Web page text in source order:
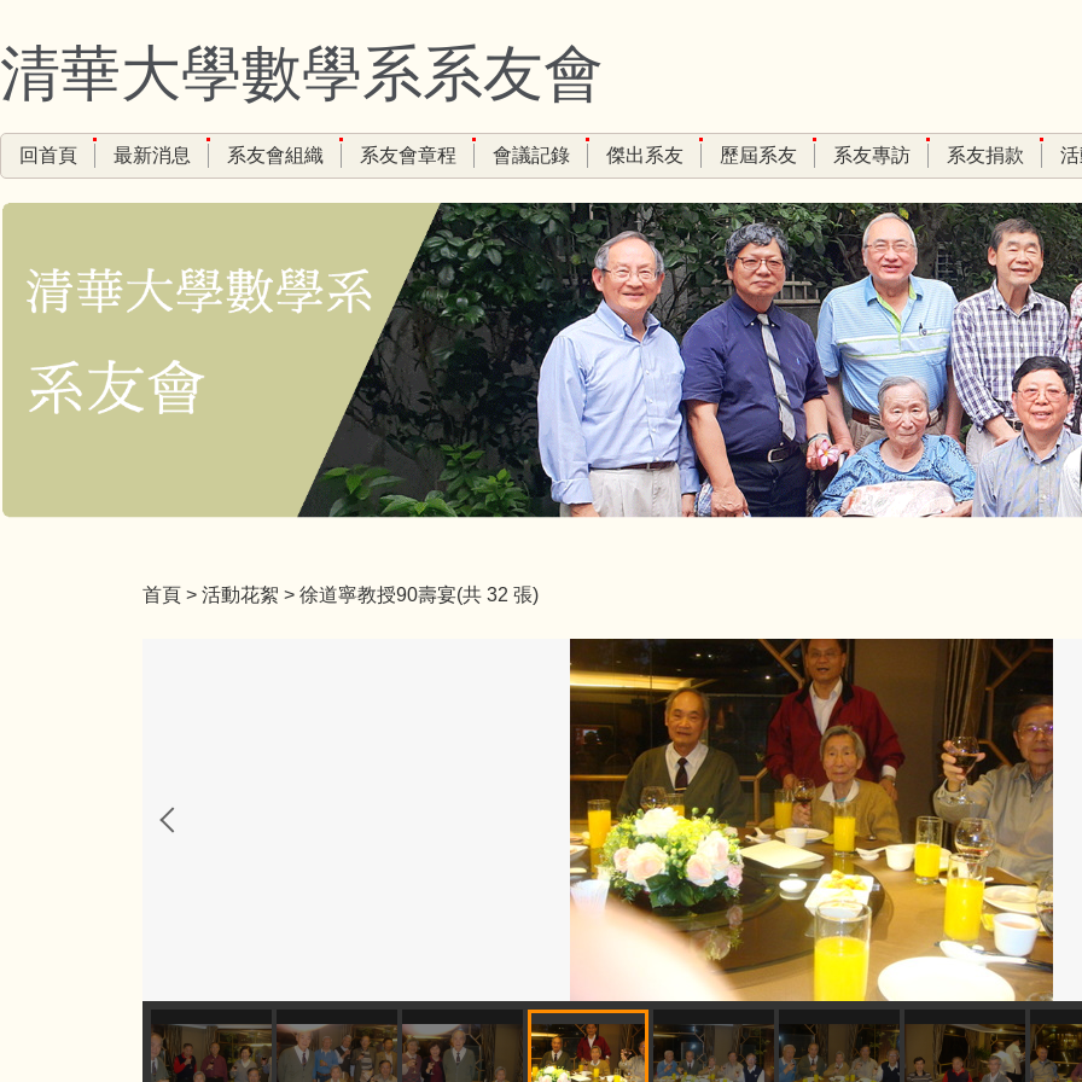
到
主
要
內
容
清華大學數學系系友會
回首頁 最新消息 系友會組織 系友會章程 會議記錄 傑出系友 歷屆系友 系友專訪 系友捐款
首頁 > 活動花絮 > 徐道寧教授90壽宴(共 32 張)